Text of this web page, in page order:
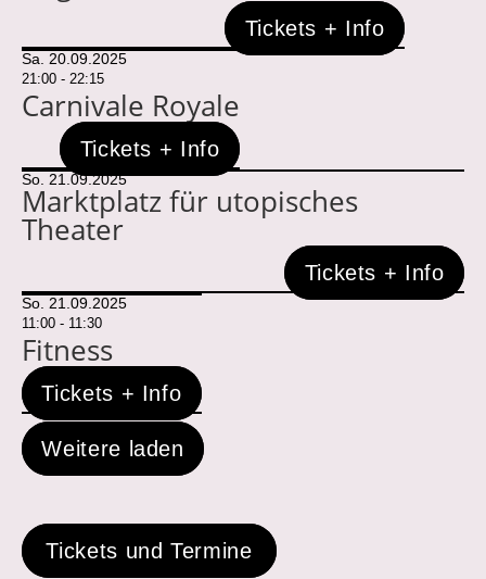
Tickets + Info
Sa. 20.09.2025
21:00 - 22:15
Carnivale Royale
Tickets + Info
So. 21.09.2025
Marktplatz für utopisches
Theater
Tickets + Info
So. 21.09.2025
11:00 - 11:30
Fitness
Tickets + Info
Weitere laden
Tickets und Termine